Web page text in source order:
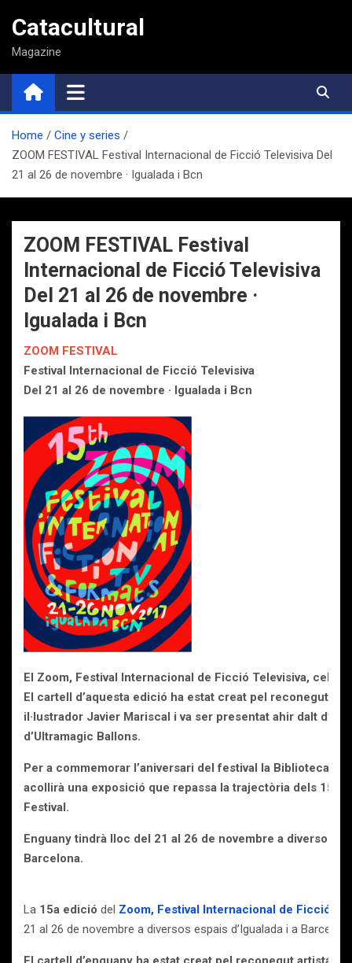
contenido
Catacultural
Magazine
Home
Cine y series
ZOOM FESTIVAL Festival Internacional de Ficció Televisiva Del
21 al 26 de novembre · Igualada i Bcn
ZOOM FESTIVAL Festival
Internacional de Ficció Televisiva
Del 21 al 26 de novembre ·
Igualada i Bcn
ZOOM FESTIVAL
Festival Internacional de Ficció Televisiva
Del 21 al 26 de novembre · Igualada i Bcn
El Zoom, Festival Internacional de Ficció Televisiva,
El cartell d’aquesta edició ha estat creat pel reconegut
il·lustrador Javier Mariscal i va ser presentat ahir dalt
d’Ultramagic Ballons.
Per a commemorar l’aniversari del festival la Biblioteca
acollirà una exposició que repassa la trajectòria dels 15
Festival.
Enguany tindrà lloc del 21 al 26 de novembre a diversos
Barcelona.
La 15a edició del Zoom, Festival Internacional de Ficció
21 al 26 de novembre a diversos espais d’Igualada i a